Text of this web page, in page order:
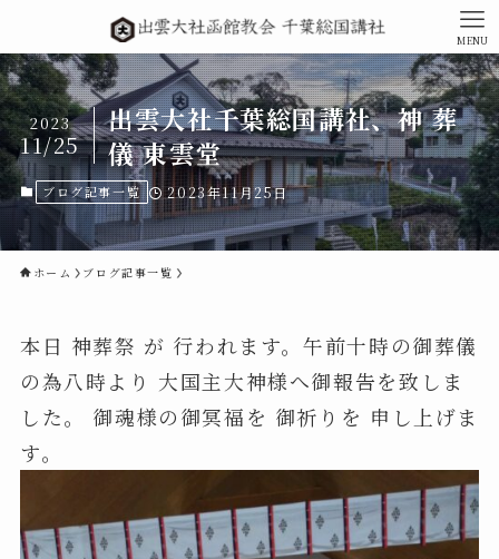
MENU
出雲大社千葉総国講社、神 葬
儀 東雲堂
2023
11/25
ブログ記事一覧 2023年11月25日
ホーム ブログ記事一覧
本日 神葬祭 が 行われます。午前十時の御葬儀
の為八時より 大国主大神様へ御報告を致しま
した。 御魂様の御冥福を 御祈りを 申し上げま
す。